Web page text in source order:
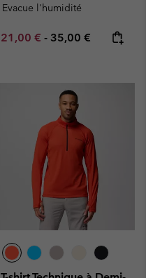
Evacue l'humidité
Minimum sale price:
21,00 € - Maximum price:
35,00 €